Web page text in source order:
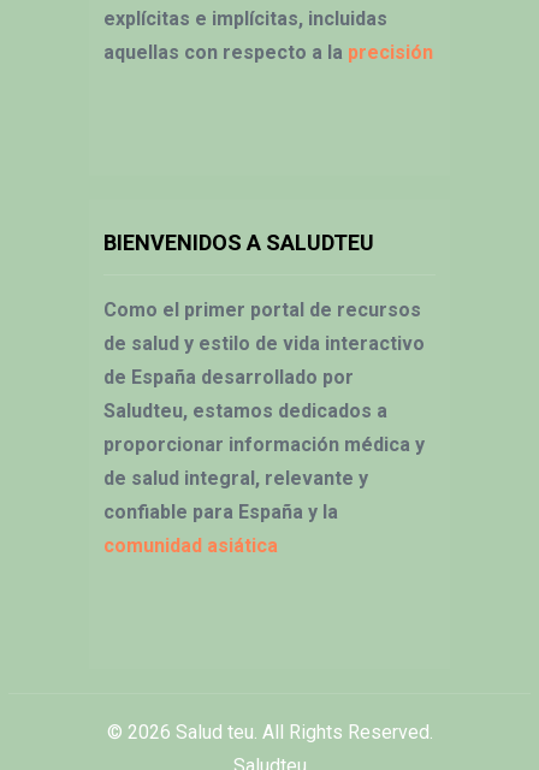
explícitas e implícitas, incluidas
aquellas con respecto a la precisión
BIENVENIDOS A SALUDTEU
Como el primer portal de recursos
de salud y estilo de vida interactivo
de España desarrollado por
Saludteu, estamos dedicados a
proporcionar información médica y
de salud integral, relevante y
confiable para España y la
comunidad asiática
© 2026 Salud teu . All Rights Reserved.